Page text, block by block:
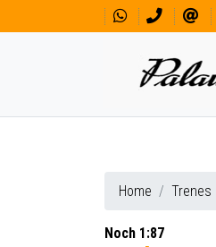
Home Trenes
Noch 1:87